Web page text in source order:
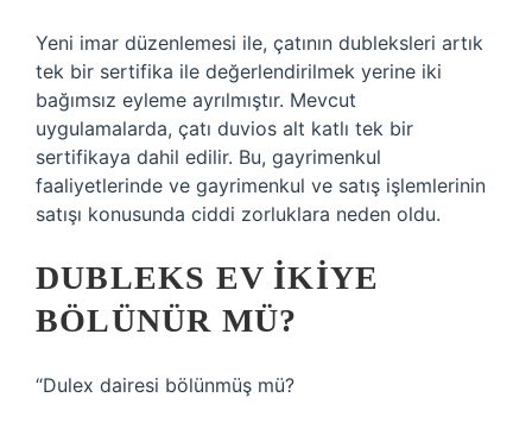
Yeni imar düzenlemesi ile, çatının dubleksleri artık
tek bir sertifika ile değerlendirilmek yerine iki
bağımsız eyleme ayrılmıştır. Mevcut
uygulamalarda, çatı duvios alt katlı tek bir
sertifikaya dahil edilir. Bu, gayrimenkul
faaliyetlerinde ve gayrimenkul ve satış işlemlerinin
satışı konusunda ciddi zorluklara neden oldu.
DUBLEKS EV IKIYE
BÖLÜNÜR MÜ?
“Dulex dairesi bölünmüş mü?